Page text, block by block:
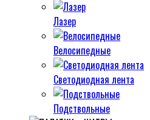
Лазер
Велосипедные
Светодиодная лента
Подствольные